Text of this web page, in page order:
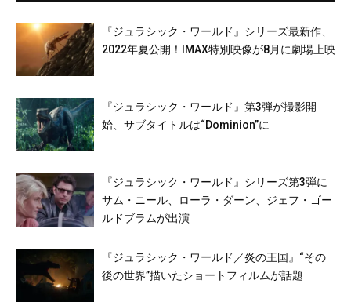
『ジュラシック・ワールド』シリーズ最新作、
2022年夏公開！IMAX特別映像が8月に劇場上映
『ジュラシック・ワールド』第3弾が撮影開
始、サブタイトルは“Dominion”に
『ジュラシック・ワールド』シリーズ第3弾に
サム・ニール、ローラ・ダーン、ジェフ・ゴー
ルドブラムが出演
『ジュラシック・ワールド／炎の王国』“その
後の世界”描いたショートフィルムが話題